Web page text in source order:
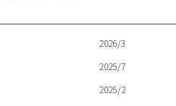
2026/3
2025/7
2025/2